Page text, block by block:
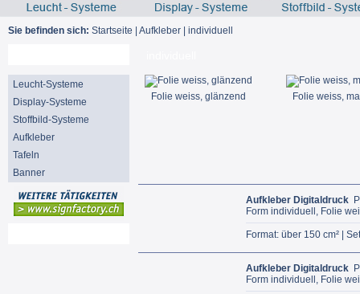
Sie befinden sich: Startseite Aufkleber individuell
Leucht-Systeme
Display-Systeme
Stoffbild-Systeme
Aufkleber
Tafeln
Banner
Folie weiss, glänzend Folie weiss,
Aufkleber Digitaldruck
Form individuell, Folie
Format: über 150 cm² |
Aufkleber Digitaldruck
Form individuell, Folie